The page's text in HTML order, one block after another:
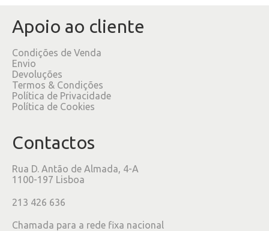
Apoio ao cliente
Condições de Venda
Envio
Devoluções
Termos & Condições
Política de Privacidade
Política de Cookies
Contactos
Rua D. Antão de Almada, 4-A
1100-197 Lisboa
213 426 636
Chamada para a rede fixa nacional